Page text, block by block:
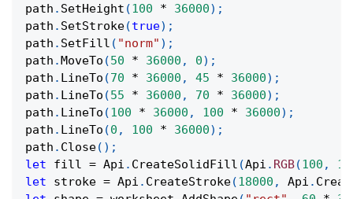
path . SetHeight (100 * 36000) ;
path . SetStroke(true) ;
path . SetFill ( "norm" ) ;
path . MoveTo (50 * 36000 , 0) ;
path . LineTo (70 * 36000 , 45 * 36000) ;
path . LineTo (55 * 36000 , 70 * 36000) ;
path . LineTo (100 * 36000 , 100 * 36000) ;
path . LineTo (0 , 100 * 36000) ;
path . Close( ) ;
let fill = Api . CreateSolidFill (Api . RGB(100 ,
let stroke = Api . CreateStroke(18000 , Api .